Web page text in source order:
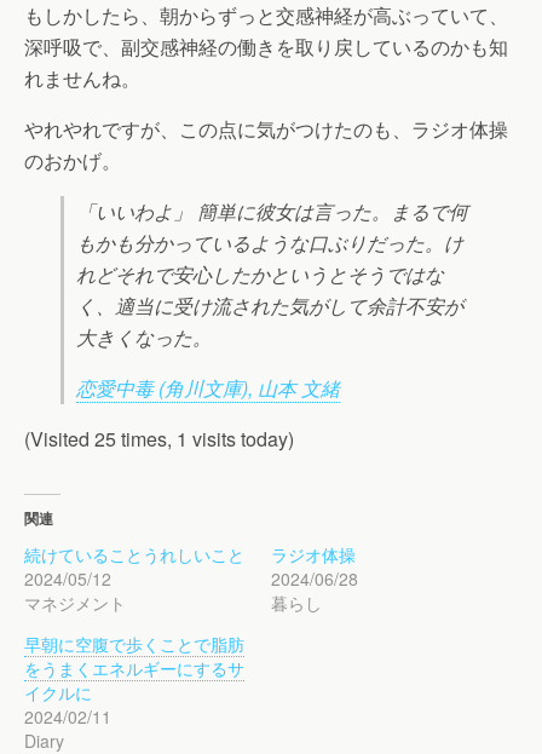
もしかしたら、朝からずっと交感神経が高ぶっていて、
深呼吸で、副交感神経の働きを取り戻しているのかも知
れませんね。
やれやれですが、この点に気がつけたのも、ラジオ体操
のおかげ。
「いいわよ」 簡単に彼女は言った。まるで何
もかも分かっているような口ぶりだった。け
れどそれで安心したかというとそうではな
く、適当に受け流された気がして余計不安が
大きくなった。
恋愛中毒 (角川文庫), 山本 文緒
(Visited 25 times, 1 visits today)
関連
続けていることうれしいこと
2024/05/12
マネジメント
ラジオ体操
2024/06/28
暮らし
早朝に空腹で歩くことで脂肪
をうまくエネルギーにするサ
イクルに
2024/02/11
Diary